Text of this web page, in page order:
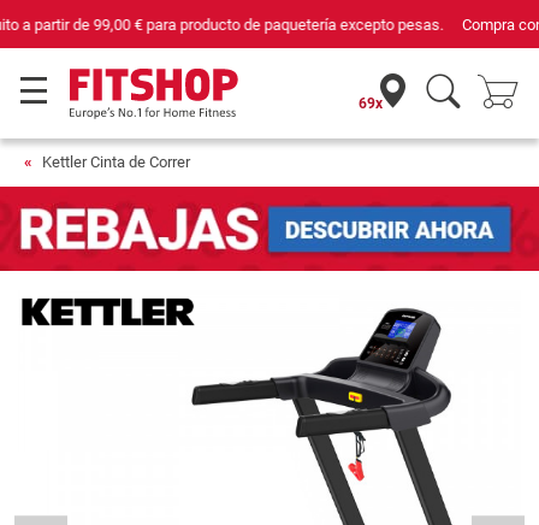
Compra con seguridad en Fitshop, comercio con sello de Confianza Online.
69x
Kettler Cinta de Correr